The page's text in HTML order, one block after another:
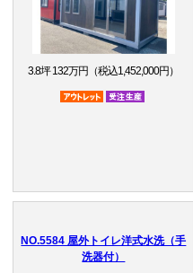
3.8坪 132万円（税込1,452,000円）
アウトレット品
受注生産品
NO.5584 屋外トイレ洋式水洗（手
洗器付）